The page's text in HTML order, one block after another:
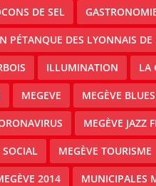
DE SEL
PÉTANQUE DES LYONNAIS DE
ILLUMINATION LA
MEGEVE MEGÈVE
MEGÈVE JAZZ
MEGÈVE TOURISME
2014 MUNICIPALES